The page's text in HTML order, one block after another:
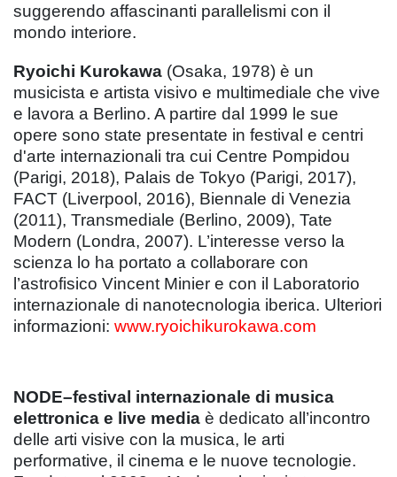
suggerendo affascinanti parallelismi con il
mondo interiore.
Ryoichi Kurokawa (Osaka, 1978) è un
musicista e artista visivo e multimediale che vive
e lavora a Berlino. A partire dal 1999 le sue
opere sono state presentate in festival e centri
d'arte internazionali tra cui Centre Pompidou
(Parigi, 2018), Palais de Tokyo (Parigi, 2017),
FACT (Liverpool, 2016), Biennale di Venezia
(2011), Transmediale (Berlino, 2009), Tate
Modern (Londra, 2007). L’interesse verso la
scienza lo ha portato a collaborare con
l’astrofisico Vincent Minier e con il Laboratorio
internazionale di nanotecnologia iberica. Ulteriori
informazioni: www.ryoichikurokawa.com
NODE–festival internazionale di musica
elettronica e live media è dedicato all’incontro
delle arti visive con la musica, le arti
performative, il cinema e le nuove tecnologie.